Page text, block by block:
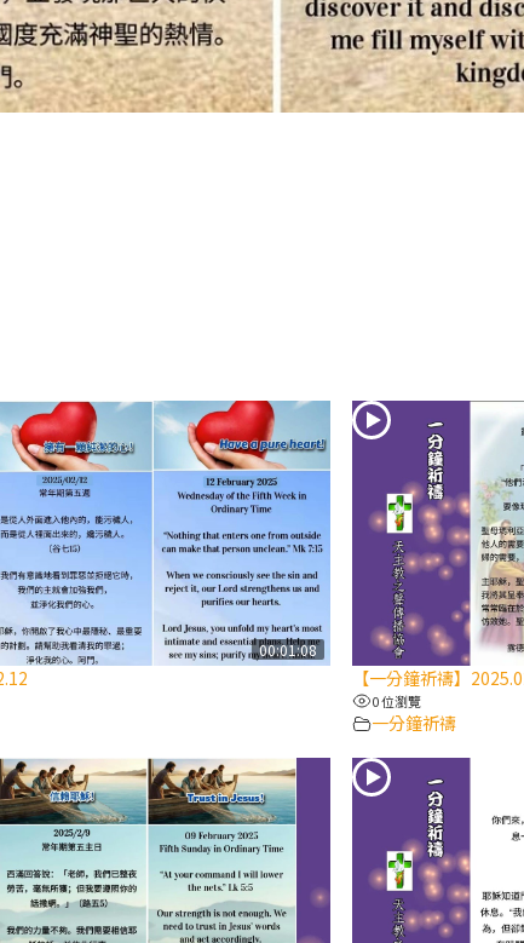
00:01:08
【一分鐘祈禱】
0 位瀏覽
一分鐘祈禱